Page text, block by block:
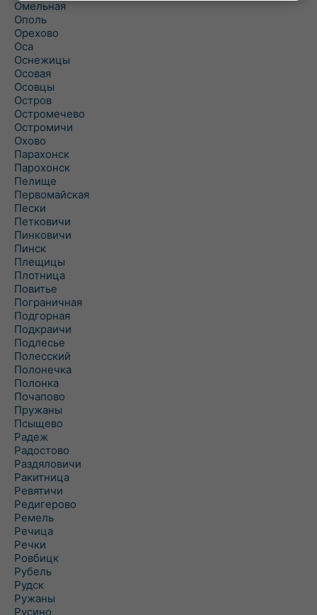
Омельная
Ополь
Орехово
Оса
Оснежицы
Осовая
Осовцы
Остров
Остромечево
Остромичи
Охово
Парахонск
Парохонск
Пелище
Первомайская
Пески
Петковичи
Пинковичи
Пинск
Плещицы
Плотница
Повитье
Пограничная
Подгорная
Подкраичи
Подлесье
Полесский
Полонечка
Полонка
Почапово
Пружаны
Псыщево
Радеж
Радостово
Раздяловичи
Ракитница
Ревятичи
Редигерово
Ремель
Речица
Речки
Ровбицк
Рубель
Рудск
Ружаны
Русино